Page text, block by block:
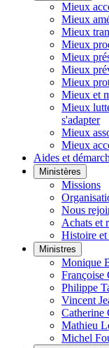
Mieux
Mieux
Mieux
Mieux
Mieux
Mieux
Mieux
Mieux et
Mieux
s'adapter
Mieux
Mieux
Aides et
Ministères
Missions
Nous
Achats et
Histoire et
Ministres
Monique
Françoise
Philippe
Vincent
Catherine
Mathieu
Michel